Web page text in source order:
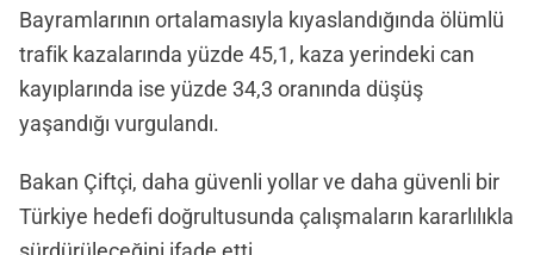
Bayramlarının ortalamasıyla kıyaslandığında ölümlü
trafik kazalarında yüzde 45,1, kaza yerindeki can
kayıplarında ise yüzde 34,3 oranında düşüş
yaşandığı vurgulandı.
Bakan Çiftçi, daha güvenli yollar ve daha güvenli bir
Türkiye hedefi doğrultusunda çalışmaların kararlılıkla